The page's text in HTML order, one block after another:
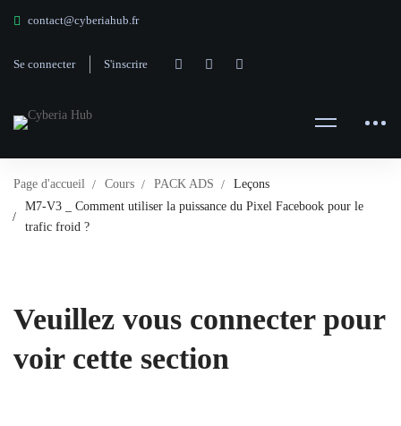
contact@cyberiahub.fr
Se connecter S'inscrire
Page d'accueil Cours PACK ADS
Leçons
M7-V3 _ Comment utiliser la puissance du Pixel Facebook pour le
trafic froid ?
Veuillez vous connecter pour
voir cette section